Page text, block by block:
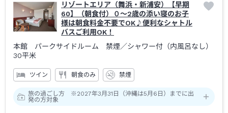
リゾートエリア（舞浜・新浦安）【早期
60】（朝食付）０～2歳の添い寝のお子
様は朝食料金不要でOK♪便利なシャトル
バスご利用OK！
本館 パークサイドルーム 禁煙／シャワー付（内風呂なし）
30平米
ツイン 朝食のみ 禁煙
旅の過ごし方 ※2027年3月31日（沖縄は5月6日）までに出
発の方対象